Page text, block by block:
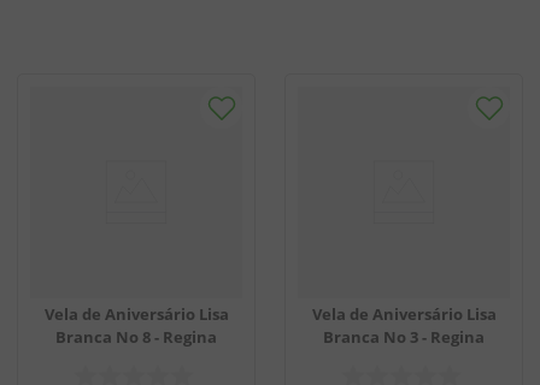
Vela de Aniversário Lisa
Branca No 8 - Regina
Vela de Aniversário Lisa
Branca No 3 - Regina